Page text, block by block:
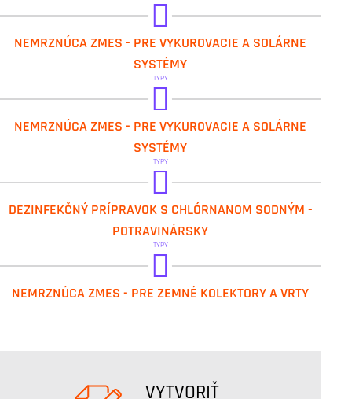
IVAR.THERMOL -32
NEMRZNÚCA ZMES - PRE VYKUROVACIE A SOLÁRNE
SYSTÉMY
TYPY
NEMRZNÚCA ZMES - PRE VYKUROVACIE A SOLÁRNE
SYSTÉMY
TYPY
IVAR.GHC DESINFIK STABIL
DEZINFEKČNÝ PRÍPRAVOK S CHLÓRNANOM SODNÝM -
POTRAVINÁRSKY
TYPY
NEMRZNÚCA ZMES - PRE ZEMNÉ KOLEKTORY A VRTY
VYTVORIŤ